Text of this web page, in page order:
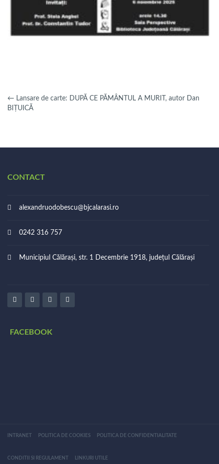
← Lansare de carte: DUPĂ CE PĂMÂNTUL A MURIT, autor Dan
BIȚUICĂ
CONTACT
alexandruodobescu@bjcalarasi.ro
0242 316 757
Municipiul Călărași, str. 1 Decembrie 1918, județul Călărași
FACEBOOK
INTRANET POLITICA DE COOKIES POLITICA DE CONFIDENTIALITATE
CONDITII SI REGULAMENT LINKURI UTILE